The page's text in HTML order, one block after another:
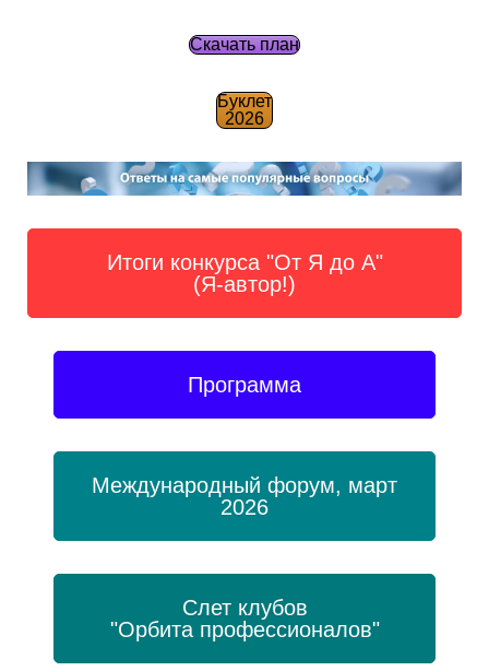
Скачать план
Буклет
2026
Итоги конкурса "От Я до А"
(Я-автор!)
Программа
Международный форум, март
2026
Слет клубов
"Орбита профессионалов"